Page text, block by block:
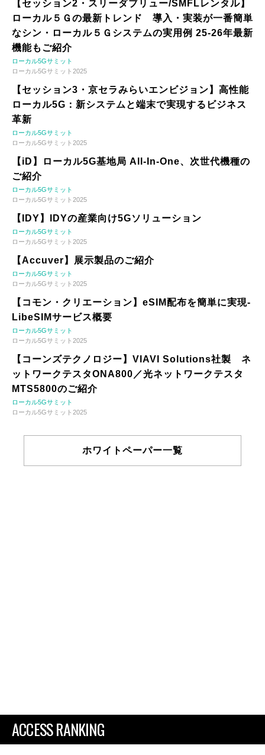
【セッション2・スリーダブリュー/SMFLレンタル】
ローカル５Ｇの最新トレンド 導入・実装が一番簡単
なシン・ローカル５Ｇシステムの実用例 25-26年最新
機能もご紹介
ローカル5Gサミット
ローカル5Gサミット2025
【セッション3・京セラみらいエンビジョン】高性能
ローカル5G：新システムと端末で実現するビジネス
革新
ローカル5Gサミット
ローカル5Gサミット2025
【iD】ローカル5G基地局 All-In-One、次世代機種の
ご紹介
ローカル5Gサミット
ローカル5Gサミット2025
【IDY】IDYの産業向け5Gソリューション
ローカル5Gサミット
ローカル5Gサミット2025
【Accuver】展示製品のご紹介
ローカル5Gサミット
ローカル5Gサミット2025
【コモン・クリエーション】eSIM配布を簡単に実現-
LibeSIMサービス概要
ローカル5Gサミット
ローカル5Gサミット2025
【コーンズテクノロジー】VIAVI Solutions社製 ネ
ットワークテスタONA800／光ネットワークテスタ
MTS5800のご紹介
ローカル5Gサミット
ローカル5Gサミット2025
ホワイトペーパー一覧
ACCESS RANKING